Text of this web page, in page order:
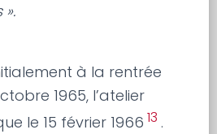
à la rentrée
1965, l’atelier
le 15 février 1966 13 .